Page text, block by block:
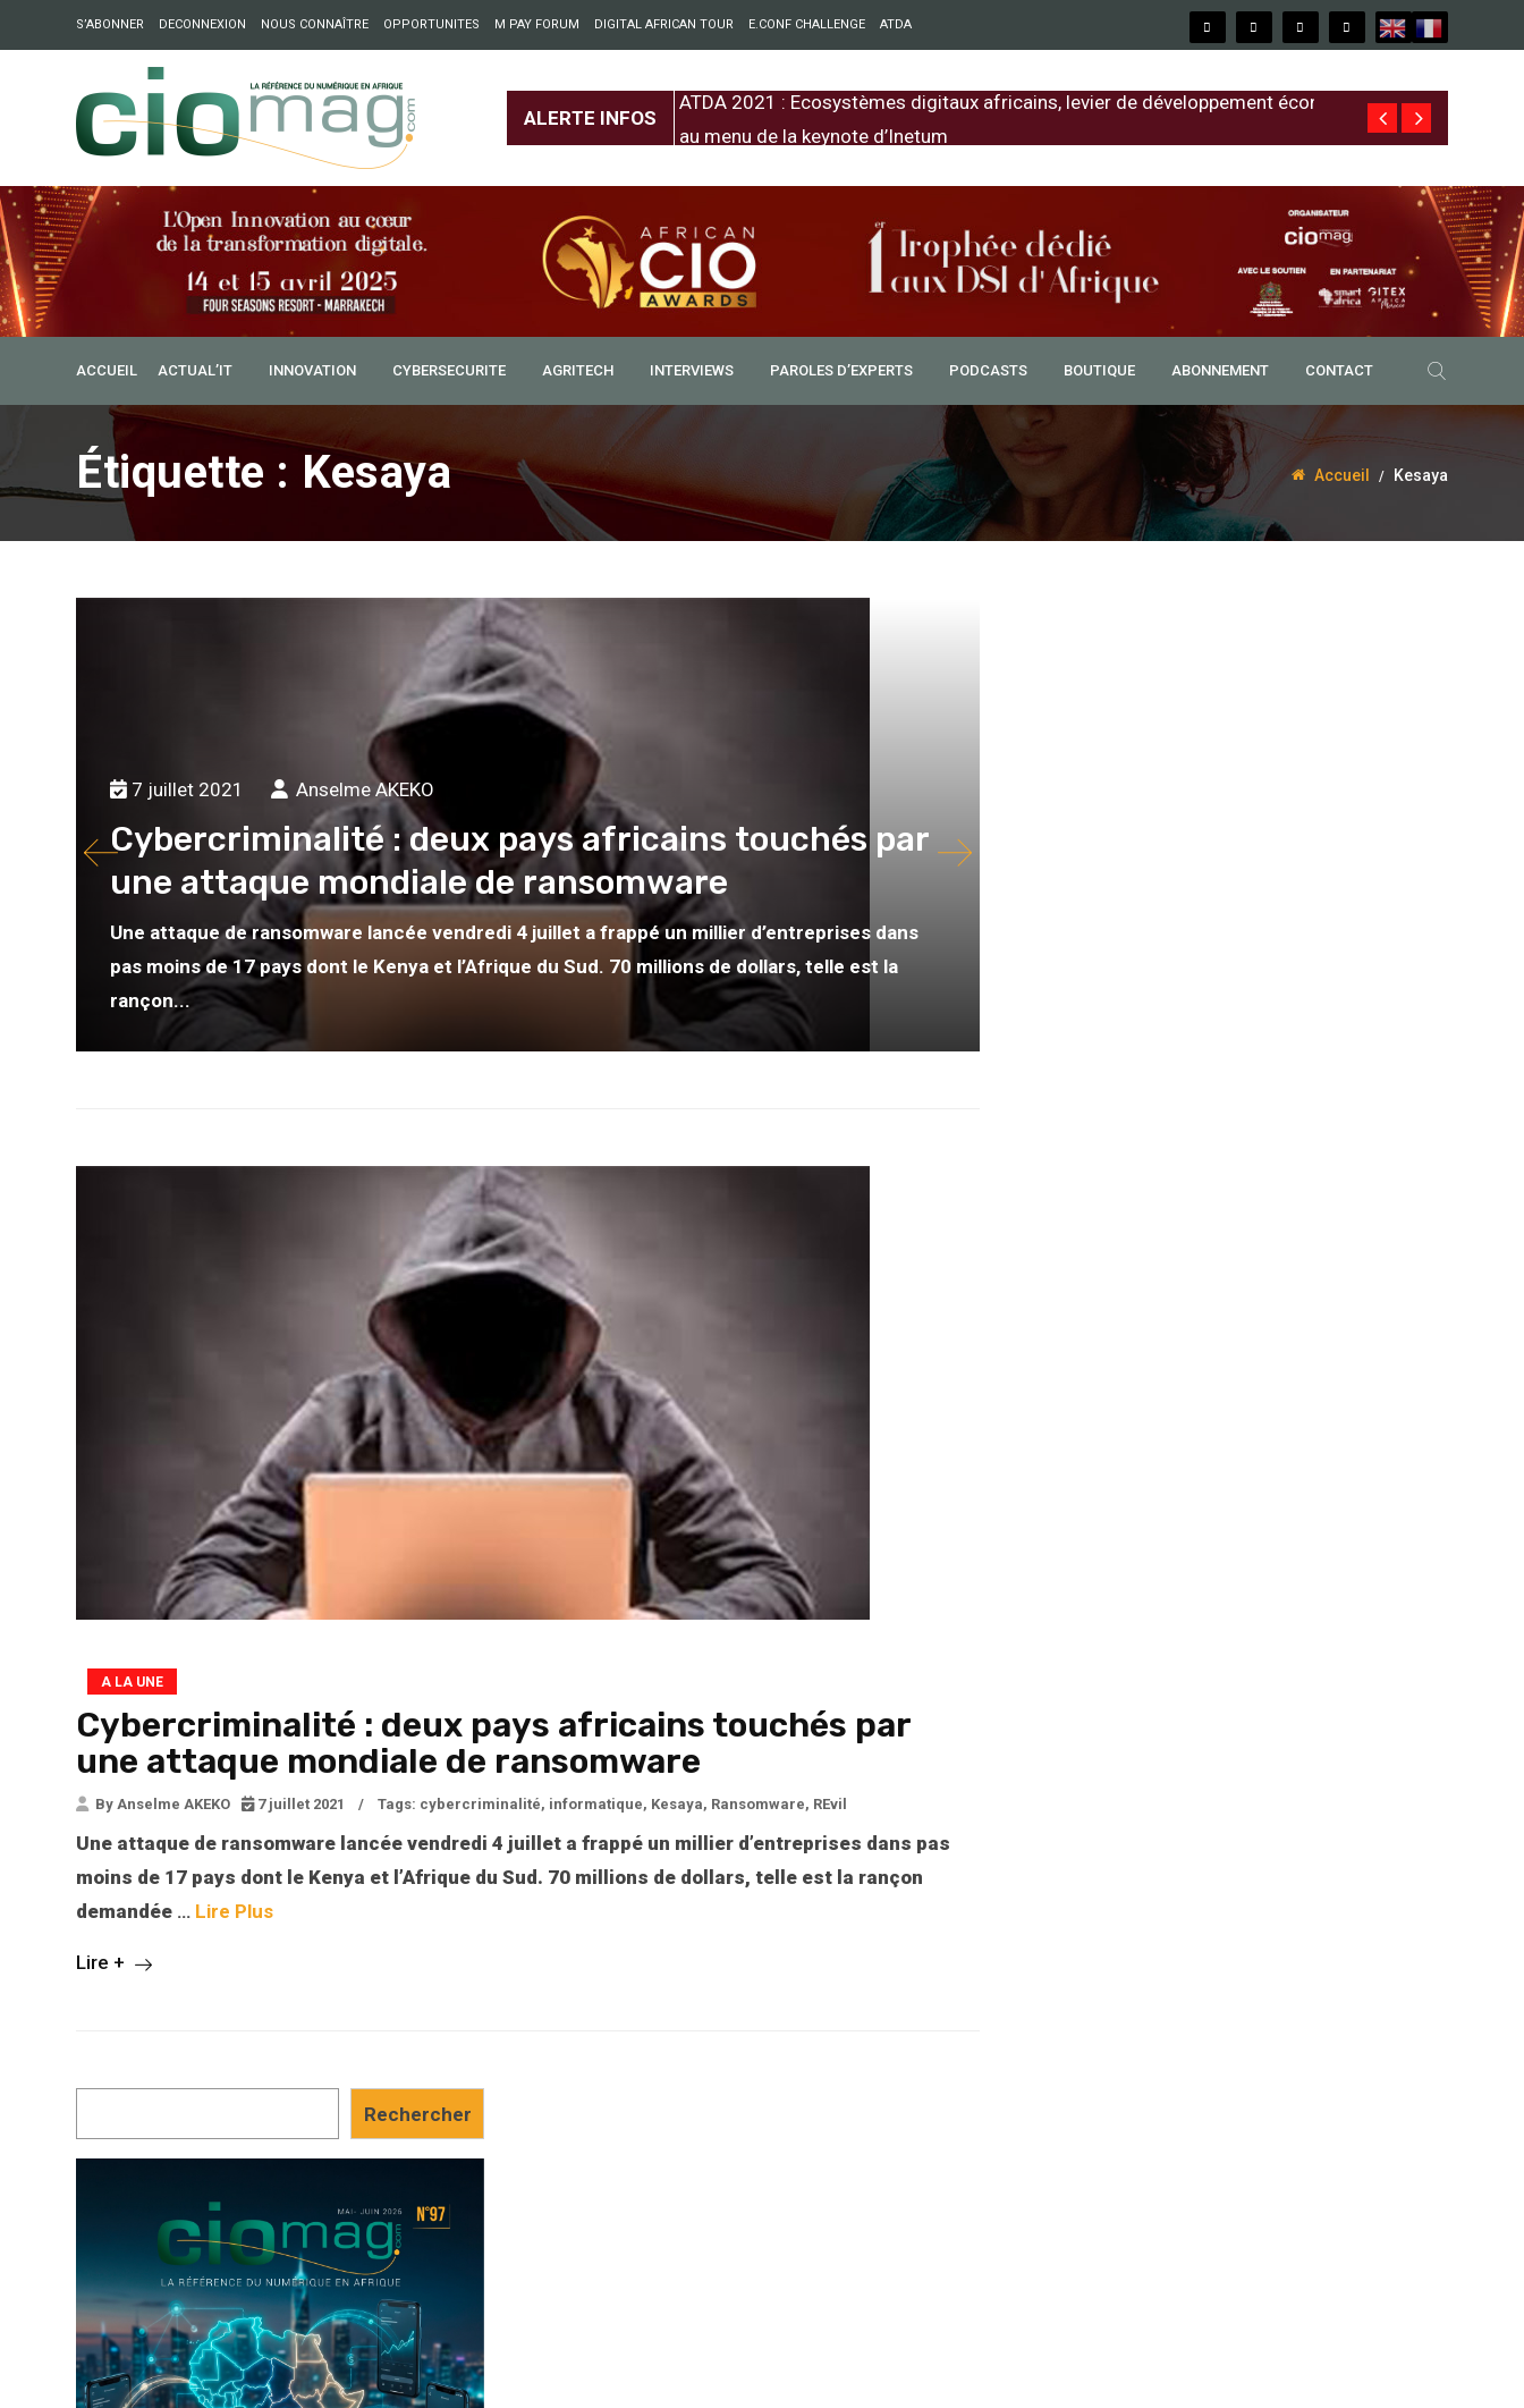
S’ABONNER DECONNEXION NOUS CONNAÎTRE OPPORTUNITES M PAY FORUM DIGITAL AFRICAN TOUR E.CONF CHALLENGE ATDA
ALERTE INFOS
: Partech Shaker lance Chapter54 pour créer des ponts entre l’Europe et
ATDA 2021 : Ecosystèmes digitaux africains, levier de développement économique
au menu de la keynote d’Inetum
Free au
ACCUEIL ACTUAL’IT INNOVATION CYBERSECURITE AGRITECH INTERVIEWS PAROLES D’EXPERTS PODCASTS BOUTIQUE ABONNEMENT CONTACT
Étiquette : Kesaya Accueil Kesaya
7 juillet 2021 Anselme AKEKO
Cybercriminalité : deux pays africains touchés par
une attaque mondiale de ransomware
Une attaque de ransomware lancée vendredi 4 juillet a frappé un millier d’entreprises dans
pas moins de 17 pays dont le Kenya et l’Afrique du Sud. 70 millions de dollars, telle est la
rançon...
A LA UNE
Cybercriminalité : deux pays africains touchés par
une attaque mondiale de ransomware
By Anselme AKEKO 7 juillet 2021 / Tags: cybercriminalité, informatique, Kesaya, Ransomware, REvil
Une attaque de ransomware lancée vendredi 4 juillet a frappé un millier d’entreprises dans pas
moins de 17 pays dont le Kenya et l’Afrique du Sud. 70 millions de dollars, telle est la rançon
demandée … Lire Plus
Lire +
Rechercher